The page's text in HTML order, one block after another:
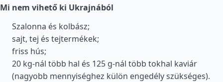
Mi nem vihető ki Ukrajnából
Szalonna és kolbász;
sajt, tej és tejtermékek;
friss hús;
20 kg-nál több hal és 125 g-nál több tokhal kaviár
(nagyobb mennyiséghez külön engedély szükséges).